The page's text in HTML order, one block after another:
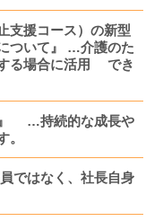
支援コース）の新型
ついて』 …介護のた
る場合に活用 でき
』 …持続的な成長や
。
ではなく、社長自身